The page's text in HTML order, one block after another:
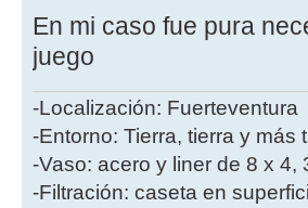
En mi caso fue pura
juego
-Localización: Fuerteventura
-Entorno: Tierra, tierra y más
-Vaso: acero y liner de 8 x 4,
-Filtración: caseta en